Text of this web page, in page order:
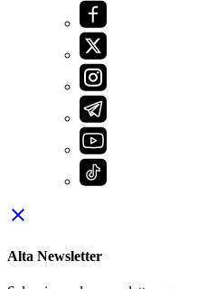
close
Alta Newsletter